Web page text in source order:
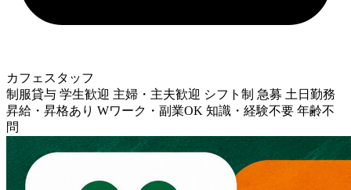
カフェスタッフ
制服貸与 学生歓迎 主婦・主夫歓迎 シフト制 急募 土日勤務
昇給・昇格あり Wワーク・副業OK 知識・経験不要 年齢不
問